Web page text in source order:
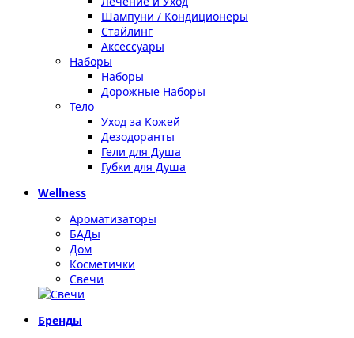
Шампуни / Кондиционеры
Стайлинг
Аксессуары
Наборы
Наборы
Дорожные Наборы
Тело
Уход за Кожей
Дезодоранты
Гели для Душа
Губки для Душа
Wellness
Ароматизаторы
БАДы
Дом
Косметички
Свечи
Бренды